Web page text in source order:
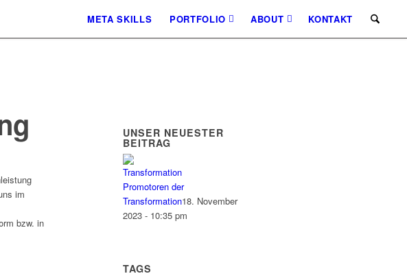
META SKILLS PORTFOLIO ABOUT KONTAKT
im
bzw. in
UNSER NEUESTER
BEITRAG
Promotoren der
Transformation18. November
2023 - 10:35 pm
TAGS